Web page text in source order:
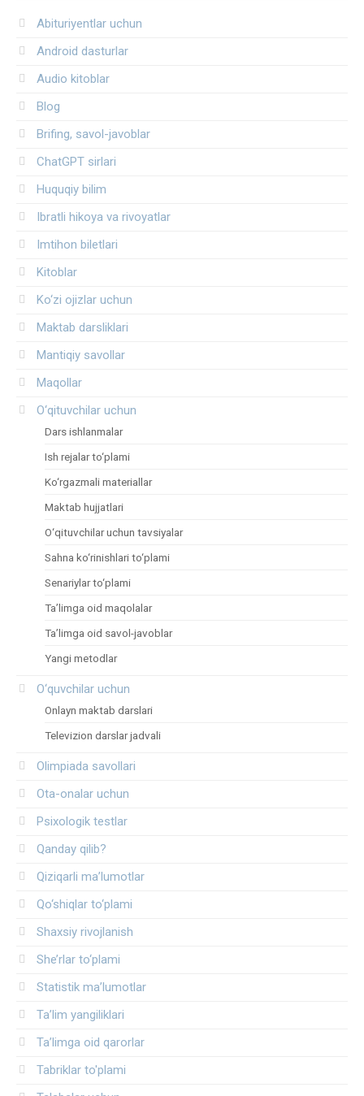
Abituriyentlar uchun
Android dasturlar
Audio kitoblar
Blog
Brifing, savol-javoblar
ChatGPT sirlari
Huquqiy bilim
Ibratli hikoya va rivoyatlar
Imtihon biletlari
Kitoblar
Ko‘zi ojizlar uchun
Maktab darsliklari
Mantiqiy savollar
Maqollar
O‘qituvchilar uchun
Dars ishlanmalar
Ish rejalar to‘plami
Ko‘rgazmali materiallar
Maktab hujjatlari
O‘qituvchilar uchun tavsiyalar
Sahna ko‘rinishlari to‘plami
Senariylar to‘plami
Ta’limga oid maqolalar
Ta’limga oid savol-javoblar
Yangi metodlar
O‘quvchilar uchun
Onlayn maktab darslari
Televizion darslar jadvali
Olimpiada savollari
Ota-onalar uchun
Psixologik testlar
Qanday qilib?
Qiziqarli ma’lumotlar
Qo‘shiqlar to‘plami
Shaxsiy rivojlanish
She’rlar to‘plami
Statistik ma’lumotlar
Ta’lim yangiliklari
Ta’limga oid qarorlar
Tabriklar to'plami